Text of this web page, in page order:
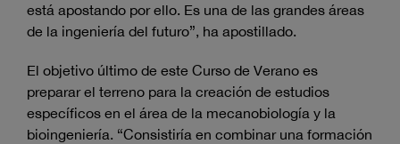
está apostando por ello. Es una de las grandes áreas
de la ingeniería del futuro”, ha apostillado.
El objetivo último de este Curso de Verano es
preparar el terreno para la creación de estudios
específicos en el área de la mecanobiología y la
bioingeniería. “Consistiría en combinar una formación